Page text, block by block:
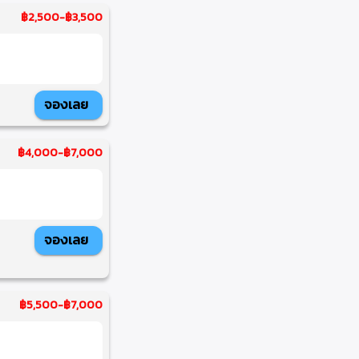
฿2,500-฿3,500
จองเลย
฿4,000-฿7,000
จองเลย
฿5,500-฿7,000